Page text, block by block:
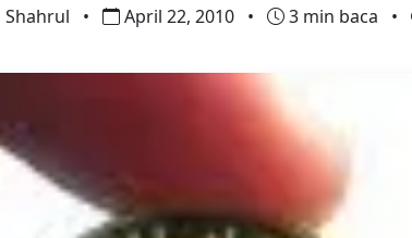
Shahrul • April 22, 2010 • 3 min baca •